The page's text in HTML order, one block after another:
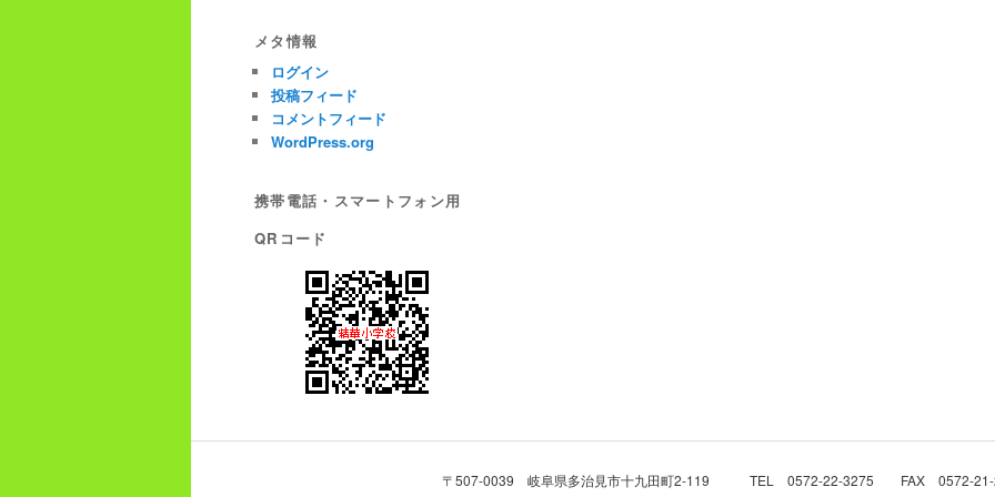
メタ情報
ログイン
投稿フィード
コメントフィード
WordPress.org
携帯電話・スマートフォン用
QRコード
〒507-0039 岐阜県多治見市十九田町2-119 TEL 0572-22-3275 FAX 0572-